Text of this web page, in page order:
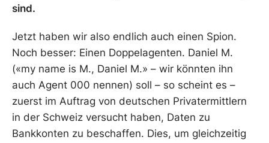
sind.
Jetzt haben wir also endlich auch einen Spion.
Noch besser: Einen Doppelagenten. Daniel M.
(«my name is M., Daniel M.» – wir könnten ihn
auch Agent 000 nennen) soll – so scheint es –
zuerst im Auftrag von deutschen Privatermittlern
in der Schweiz versucht haben, Daten zu
Bankkonten zu beschaffen. Dies, um gleichzeitig